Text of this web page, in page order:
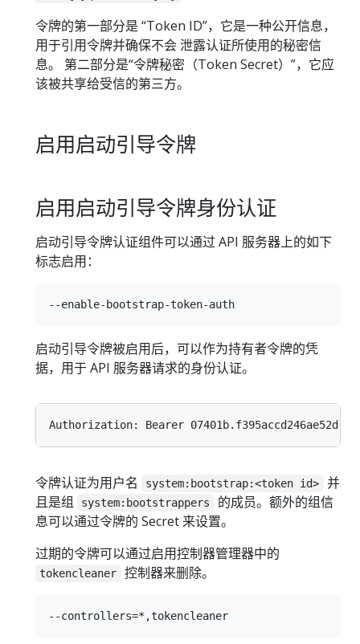
令牌的第一部分是 “Token ID”，它是一种公开信息，
用于引用令牌并确保不会 泄露认证所使用的秘密信
息。 第二部分是“令牌秘密（Token Secret）”，它应
该被共享给受信的第三方。
启用启动引导令牌
启用启动引导令牌身份认证
启动引导令牌认证组件可以通过 API 服务器上的如下
标志启用：
启动引导令牌被启用后，可以作为持有者令牌的凭
据，用于 API 服务器请求的身份认证。
令牌认证为用户名 system:bootstrap:<token id>
并
且是组
system:bootstrappers
的成员。额外的组信
息可以通过令牌的 Secret 来设置。
过期的令牌可以通过启用控制器管理器中的
tokencleaner 控制器来删除。